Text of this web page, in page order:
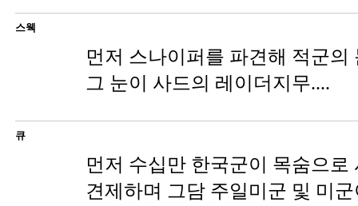
스웩
먼저 스나이퍼를 파견해 적군의
그 눈이 사드의 레이더지무....
큐
먼저 수십만 한국군이 목숨으로
견제하며 그담 주일미군 및 미